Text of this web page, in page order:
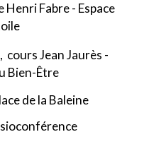
Henri Fabre - Espace
Jean Jaurès -
Bien-Être
de la Baleine